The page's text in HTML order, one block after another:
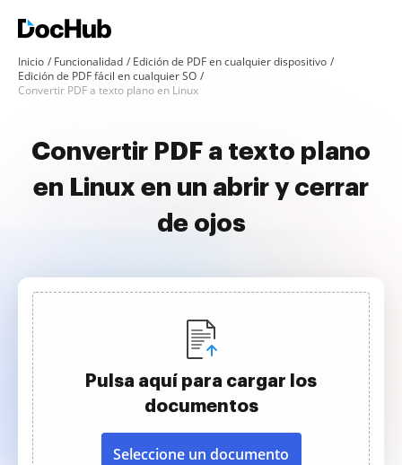
Inicio Funcionalidad
Edición de PDF en cualquier dispositivo
Edición de PDF fácil en cualquier SO
Convertir PDF a texto plano en Linux
Convertir PDF a texto plano
en Linux en un abrir y cerrar
de ojos
Pulsa aquí para cargar los
documentos
Seleccione un documento